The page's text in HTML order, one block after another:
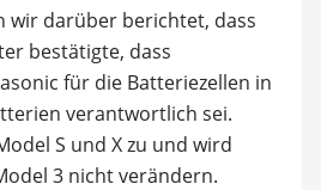
wir darüber berichtet, dass
bestätigte, dass
für die Batteriezellen in
verantwortlich sei.
S und X zu und wird
3 nicht verändern.